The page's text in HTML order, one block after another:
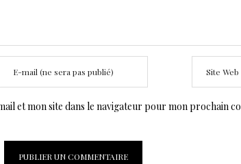
et mon site dans le navigateur pour mon prochain